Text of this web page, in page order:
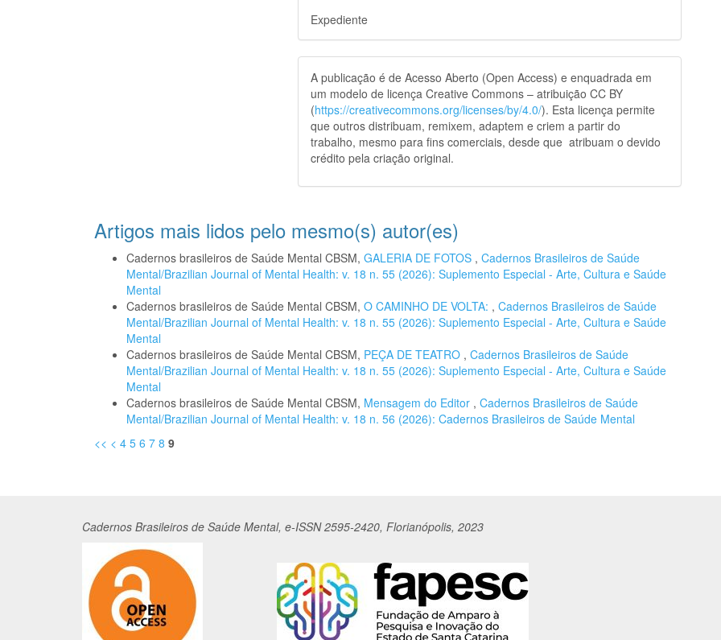
Expediente
A publicação é de Acesso Aberto (Open Access) e enquadrada em
um modelo de licença Creative Commons – atribuição CC BY
(https://creativecommons.org/licenses/by/4.0/). Esta licença permite
que outros distribuam, remixem, adaptem e criem a partir do
trabalho, mesmo para fins comerciais, desde que atribuam o devido
crédito pela criação original.
Artigos mais lidos pelo mesmo(s) autor(es)
Cadernos brasileiros de Saúde Mental CBSM, GALERIA DE FOTOS , Cadernos Brasileiros de Saúde
Mental/Brazilian Journal of Mental Health: v. 18 n. 55 (2026): Suplemento Especial - Arte, Cultura e Saúde
Mental
Cadernos brasileiros de Saúde Mental CBSM, O CAMINHO DE VOLTA: , Cadernos Brasileiros de Saúde
Mental/Brazilian Journal of Mental Health: v. 18 n. 55 (2026): Suplemento Especial - Arte, Cultura e Saúde
Mental
Cadernos brasileiros de Saúde Mental CBSM, PEÇA DE TEATRO , Cadernos Brasileiros de Saúde
Mental/Brazilian Journal of Mental Health: v. 18 n. 55 (2026): Suplemento Especial - Arte, Cultura e Saúde
Mental
Cadernos brasileiros de Saúde Mental CBSM, Mensagem do Editor , Cadernos Brasileiros de Saúde
Mental/Brazilian Journal of Mental Health: v. 18 n. 56 (2026): Cadernos Brasileiros de Saúde Mental
<< < 4 5 6 7 8 9
Cadernos Brasileiros de Saúde Mental, e-ISSN 2595-2420, Florianópolis, 2023